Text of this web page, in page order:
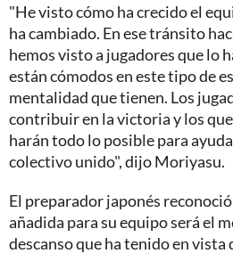
"He visto cómo ha crecido el
ha cambiado. En ese tránsito
hemos visto a jugadores que lo
están cómodos en este tipo de
mentalidad que tienen. Los
contribuir en la victoria y los
harán todo lo posible para
colectivo unido", dijo Moriyasu.
El preparador japonés
añadida para su equipo será el
descanso que ha tenido en vista